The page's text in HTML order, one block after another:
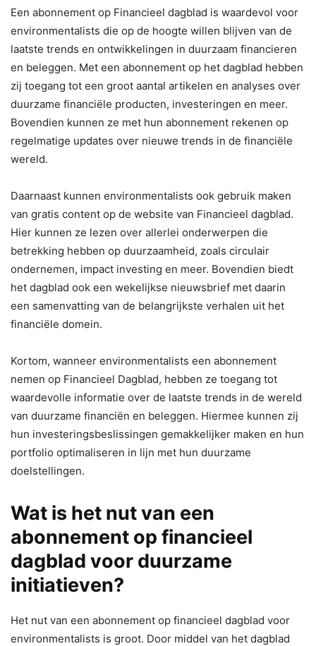
Een abonnement op Financieel dagblad is waardevol voor
environmentalists die op de hoogte willen blijven van de
laatste trends en ontwikkelingen in duurzaam financieren
en beleggen. Met een abonnement op het dagblad hebben
zij toegang tot een groot aantal artikelen en analyses over
duurzame financiële producten, investeringen en meer.
Bovendien kunnen ze met hun abonnement rekenen op
regelmatige updates over nieuwe trends in de financiële
wereld.
Daarnaast kunnen environmentalists ook gebruik maken
van gratis content op de website van Financieel dagblad.
Hier kunnen ze lezen over allerlei onderwerpen die
betrekking hebben op duurzaamheid, zoals circulair
ondernemen, impact investing en meer. Bovendien biedt
het dagblad ook een wekelijkse nieuwsbrief met daarin
een samenvatting van de belangrijkste verhalen uit het
financiële domein.
Kortom, wanneer environmentalists een abonnement
nemen op Financieel Dagblad, hebben ze toegang tot
waardevolle informatie over de laatste trends in de wereld
van duurzame financiën en beleggen. Hiermee kunnen zij
hun investeringsbeslissingen gemakkelijker maken en hun
portfolio optimaliseren in lijn met hun duurzame
doelstellingen.
Wat is het nut van een
abonnement op financieel
dagblad voor duurzame
initiatieven?
Het nut van een abonnement op financieel dagblad voor
environmentalists is groot. Door middel van het dagblad